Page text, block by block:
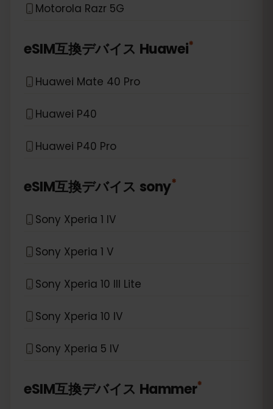
Motorola Razr 5G
eSIM互換デバイス Huawei*
Huawei Mate 40 Pro
Huawei P40
Huawei P40 Pro
eSIM互換デバイス sony*
Sony Xperia 1 IV
Sony Xperia 1 V
Sony Xperia 10 III Lite
Sony Xperia 10 IV
Sony Xperia 5 IV
eSIM互換デバイス Hammer*